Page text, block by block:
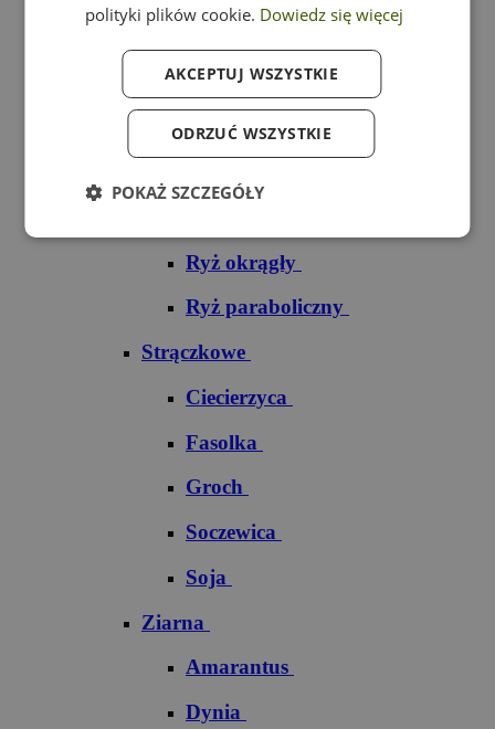
Ryż czerwony
Ryż do sushi
Ryż okrągły
Ryż paraboliczny
Strączkowe
Ciecierzyca
Fasolka
Groch
Soczewica
Soja
Ziarna
Amarantus
Dynia
polityki plików cookie. Dowiedz się więcej
AKCEPTUJ WSZYSTKIE
ODRZUĆ WSZYSTKIE
POKAŻ SZCZEGÓŁY